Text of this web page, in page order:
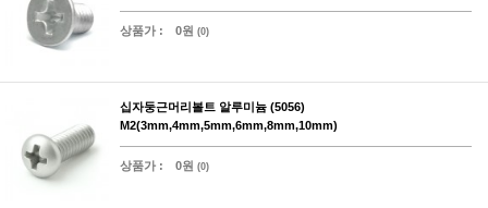
상품가 : 0원 (0)
십자둥근머리볼트 알루미늄 (5056)
M2(3mm,4mm,5mm,6mm,8mm,10mm)
상품가 : 0원 (0)